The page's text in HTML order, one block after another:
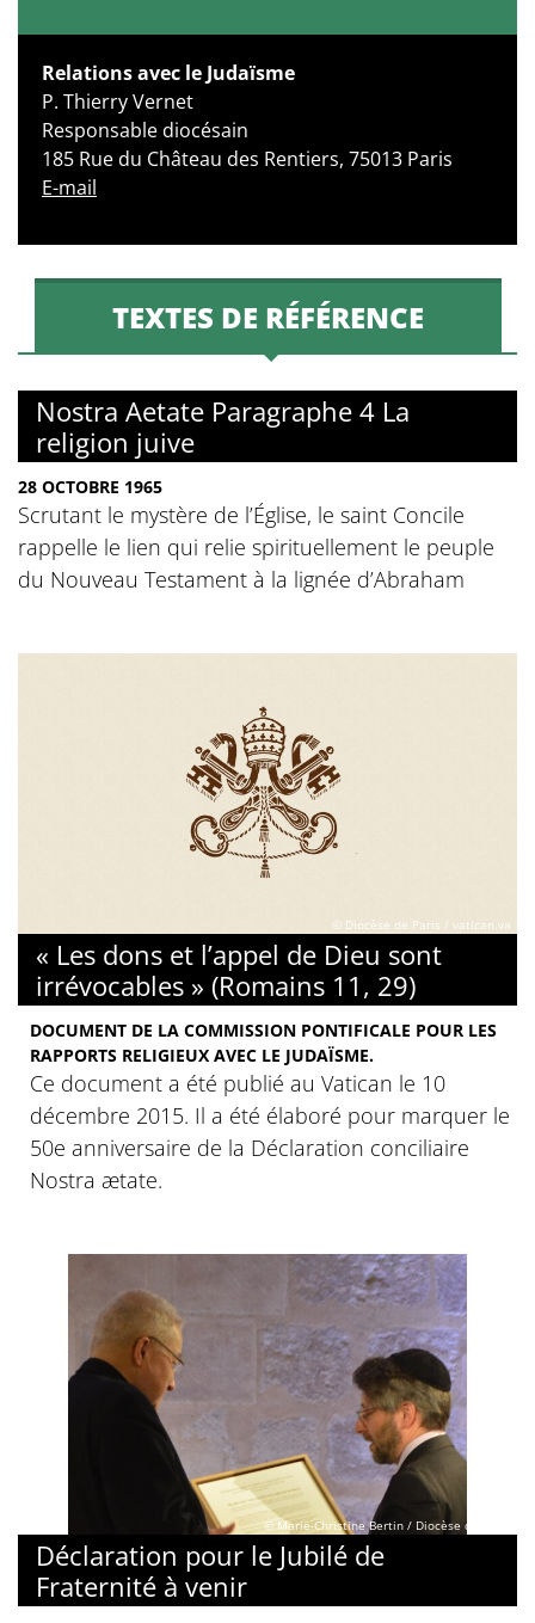
Relations avec le Judaïsme
P. Thierry Vernet
Responsable diocésain
185 Rue du Château des Rentiers, 75013 Paris
E-mail
TEXTES DE RÉFÉRENCE
Nostra Aetate Paragraphe 4 La
religion juive
28 OCTOBRE 1965
Scrutant le mystère de l’Église, le saint Concile
rappelle le lien qui relie spirituellement le peuple
du Nouveau Testament à la lignée d’Abraham
© Diocèse de Paris / vatican.va
« Les dons et l’appel de Dieu sont
irrévocables » (Romains 11, 29)
DOCUMENT DE LA COMMISSION PONTIFICALE POUR LES
RAPPORTS RELIGIEUX AVEC LE JUDAÏSME.
Ce document a été publié au Vatican le 10
décembre 2015. Il a été élaboré pour marquer le
50e anniversaire de la Déclaration conciliaire
Nostra ӕtate.
© Marie-Christine Bertin / Diocèse de Paris
Déclaration pour le Jubilé de
Fraternité à venir